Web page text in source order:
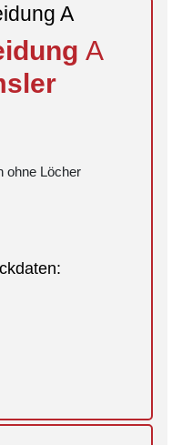
A
A
ohne Löcher
links oben